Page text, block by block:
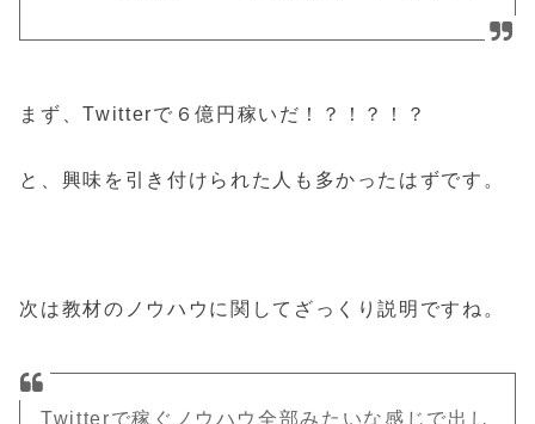
まず、Twitterで６億円稼いだ！？！？！？
と、興味を引き付けられた人も多かったはずです。
次は教材のノウハウに関してざっくり説明ですね。
Twitterで稼ぐノウハウ全部みたいな感じで出し